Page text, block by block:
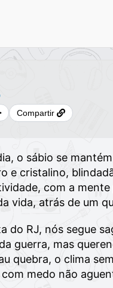
Compartir
o sábio se
e cristalino,
com a
vida, atrás de um
do RJ, nós segue
guerra, mas
quebra, o clima
medo não